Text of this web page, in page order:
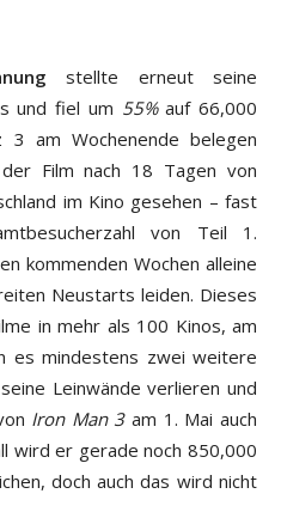
stellte erneut seine
und fiel um 55%auf 66,000
am Wochenende belegen
Film nach 18 Tagen von
im Kino gesehen – fast
von Teil 1.
kommenden Wochen alleine
Neustarts leiden. Dieses
in mehr als 100 Kinos, am
es mindestens zwei weitere
Leinwände verlieren und
Iron Man 3am 1. Mai auch
wird er gerade noch 850,000
doch auch das wird nicht